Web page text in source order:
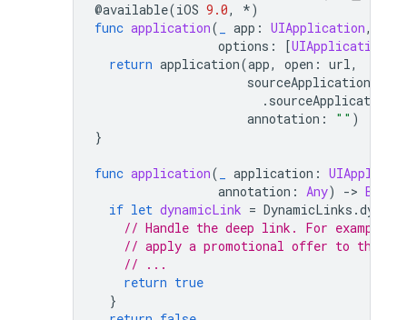
@available(iOS 9.0, *)
func application( app : UIApplication,
options : [UIApplication
return application(app, open : url,
sourceApplication
. sourceApplication
annotation : "" )
}
func application( application :
annotation : Any) -> Bool
if let dynamicLink = DynamicLinks .
// Handle the deep link. For example,
// apply a promotional offer to the
// ...
return true
}